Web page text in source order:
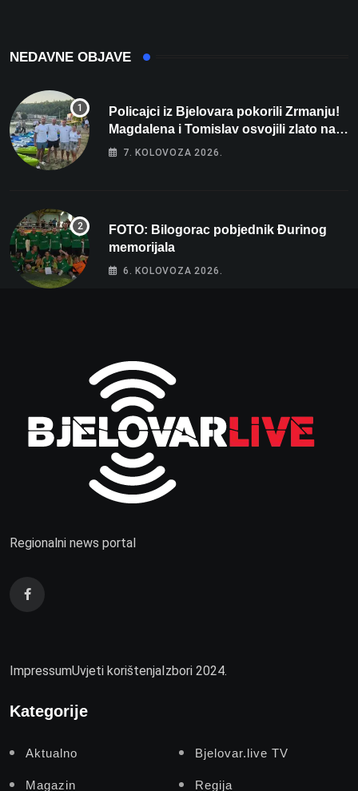
NEDAVNE OBJAVE
Policajci iz Bjelovara pokorili Zrmanju!
Magdalena i Tomislav osvojili zlato na
zahtjevnom Kajak kupu POSKOK 3
7. KOLOVOZA 2026.
FOTO: Bilogorac pobjednik Đurinog
memorijala
6. KOLOVOZA 2026.
Regionalni news portal
ImpressumUvjeti korištenjaIzbori 2024.
Kategorije
Aktualno Bjelovar.live TV
Magazin Regija